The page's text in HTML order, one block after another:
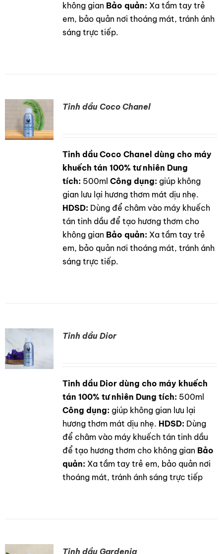
không gian Bảo quản: Xa tầm tay trẻ
em, bảo quản nơi thoáng mát, tránh ánh
sáng trực tiếp.
Tinh dầu Coco Chanel
Tinh dầu Coco Chanel dùng cho máy
khuếch tán 100% tư nhiên Dung
tích: 500ml Công dụng: giúp không
gian lưu lại hương thơm mát dịu nhẹ.
HDSD: Dùng để châm vào máy khuếch
tán tinh dầu để tạo hương thơm cho
không gian Bảo quản: Xa tầm tay trẻ
em, bảo quản nơi thoáng mát, tránh ánh
sáng trực tiếp.
Tinh dầu Dior
Tinh dầu Dior dùng cho máy khuếch
tán 100% tư nhiên Dung tích: 500ml
Công dụng: giúp không gian lưu lại
hương thơm mát dịu nhẹ. HDSD: Dùng
để châm vào máy khuếch tán tinh dầu
để tạo hương thơm cho không gian Bảo
quản: Xa tầm tay trẻ em, bảo quản nơi
thoáng mát, tránh ánh sáng trực tiếp
Tinh dầu Gardenia